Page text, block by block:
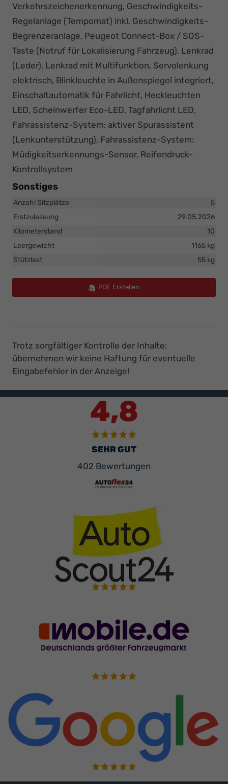
Verkehrszeichenerkennung, Geschwindigkeits-
Regelanlage (Tempomat) inkl. Geschwindigkeits-
Begrenzeranlage, Peugeot Connect-Box / SOS-
Taste (Notruf für Lokalisierung Fahrzeug), Lenkrad
(Leder), Lenkrad mit Multifunktion, Servolenkung
elektrisch, Blinkleuchte in Außenspiegel integriert,
Einschaltautomatik für Fahrlicht, Heckleuchten
LED, Scheinwerfer Eco-LED, Tagfahrlicht LED,
Fahrassistenz-System: aktiver Spurassistent
(Lenkunterstützung), Fahrassistenz-System:
Müdigkeitserkennungs-Sensor, Reifendruck-
Kontrollsystem
Sonstiges
Anzahl Sitzplätze
5
Erstzulassung
29.05.2026
Kilometerstand
10
Leergewicht
1165 kg
Stützlast
55 kg
PDF Erstellen
Trotz sorgfältiger Kontrolle der Inhalte:
übernehmen wir keine Haftung für eventuelle
Eingabefehler in der Anzeige!
4,8
SEHR GUT
402 Bewertungen